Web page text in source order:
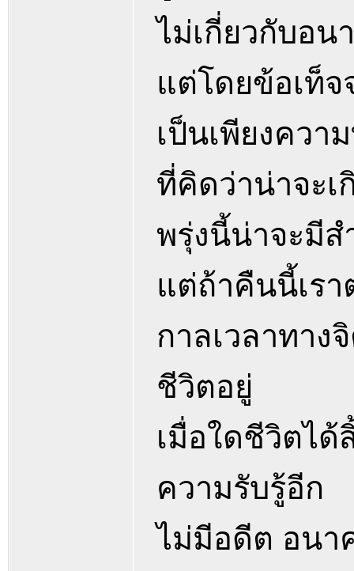
ไม่เกี่ยวกับอน
แต่โดยข้อเท็
เป็นเพียงควา
ที่คิดว่าน่าจะเ
พรุ่งนี้น่าจะมีส
แต่ถ้าคืนนี้เรา
กาลเวลาทาง
ชีวิตอยู่
เมื่อใดชีวิตได้
ความรับรู้อีก
ไม่มีอดีต อนา